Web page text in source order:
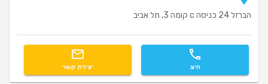
הברזל 24 כניסה c קומה 3, תל אביב
חיוג יצירת קשר